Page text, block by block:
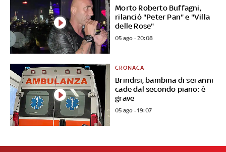
Morto Roberto Buffagni,
rilanciò "Peter Pan" e "Villa
delle Rose"
05 ago - 20:08
Brindisi, bambina di sei anni
cade dal secondo piano: è
grave
CRONACA
05 ago - 19:07